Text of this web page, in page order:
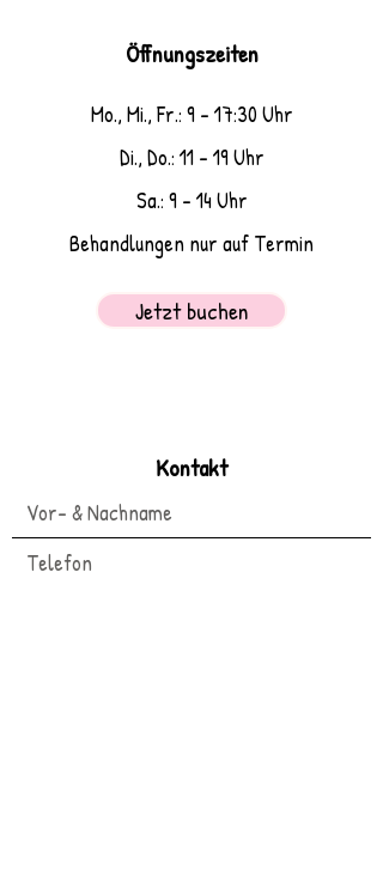
Öffnungszeiten
Mo., Mi., Fr.: 9 - 17:30 Uhr
Di., Do.: 11 - 19 Uhr
Sa.: 9 - 14 Uhr
Behandlungen nur auf Termin
Jetzt buchen
Kontakt